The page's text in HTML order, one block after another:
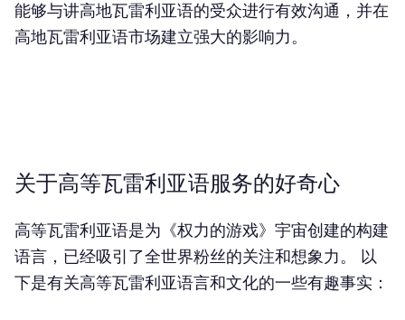
能够与讲高地瓦雷利亚语的受众进行有效沟通，并在
高地瓦雷利亚语市场建立强大的影响力。
关于高等瓦雷利亚语服务的好奇心
高等瓦雷利亚语是为《权力的游戏》宇宙创建的构建
语言，已经吸引了全世界粉丝的关注和想象力。 以
下是有关高等瓦雷利亚语言和文化的一些有趣事实：